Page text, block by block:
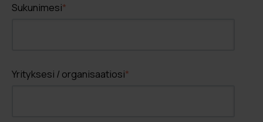
Sukunimesi*
Yrityksesi / organisaatiosi*